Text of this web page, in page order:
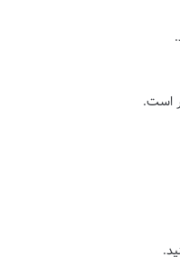
است.